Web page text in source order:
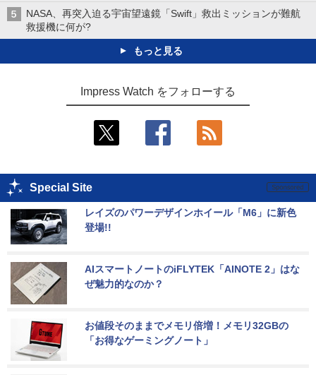
NASA、再突入迫る宇宙望遠鏡「Swift」救出ミッションが難航
救援機に何が?
もっと見る
Impress Watch をフォローする
Special Site
レイズのパワーデザインホイール「M6」に新色
登場!!
AIスマートノートのiFLYTEK「AINOTE 2」はな
ぜ魅力的なのか？
お値段そのままでメモリ倍増！メモリ32GBの
「お得なゲーミングノート」